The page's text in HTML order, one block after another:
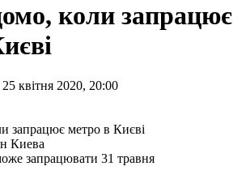
коли запрацює
квітня 2020, 20:00
Киева
запрацювати 31 травня